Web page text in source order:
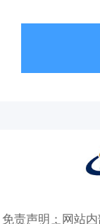
免责声明：网站